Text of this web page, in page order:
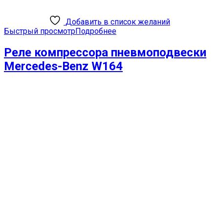
Добавить в список желаний
Быстрый просмотрПодробнее
Реле компрессора пневмоподвески
Mercedes-Benz W164